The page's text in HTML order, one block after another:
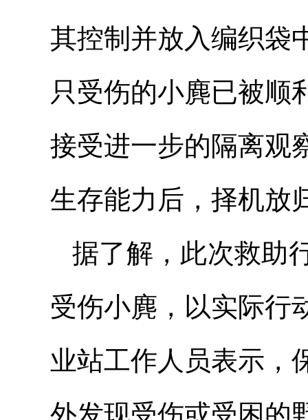
其控制并放入编织袋
只受伤的小麂已被顺
接受进一步的隔离观
生存能力后，择机放
据了解，此次救助
受伤小麂，以实际行
业站工作人员表示，